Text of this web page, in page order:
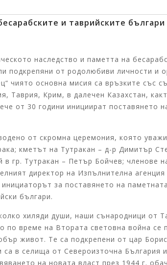
и таврийските българи
наследство и паметта на
подкрепяни от родолюбиви личности и
чиято основна мисия са връзките със
Таврия, Крим, в далечен Казахстан,
от 30 години инициират поставянето
от скромна церемония, която
кметът на Тутракан – д-р Димитър
в гр. Тутракан – Петър Бойчев; членове
директор на Изпълнителна агенция
за поставянето на
българи.
хиляди души, наши сънародници от
по време на Втората световна война се
живот. Те са подкрепени от цар
в селища от Североизточна България
на новата власт през 1944 г.
Тържественото
победителите в
Изпълнителната
българите в чужбина
цял свят
Първите отличени
България за церемонията На
11:00 часа в Националния